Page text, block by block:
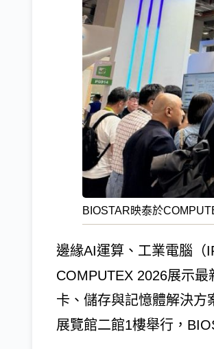
BIOSTAR映泰於
邊緣AI運算、工業電腦（
COMPUTEX 2026展示
卡、儲存與記憶體解決方
展覽館二館1樓舉行，